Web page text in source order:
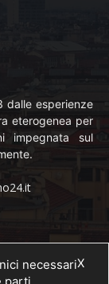
dalle esperienze
eterogenea per
impegnata sul
X
necessari